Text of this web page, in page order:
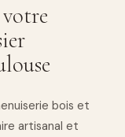
bois et
artisanal et